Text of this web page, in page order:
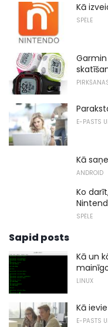
Kā
SPĒLE
Garmin
E-PASTS
Kā
ANDROID
Ko
SPĒLE
Sapid posts
Kā un
LINUX
Kā
E-PASTS